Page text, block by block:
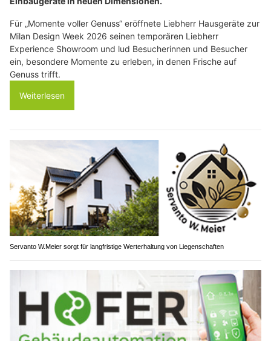
Für „Momente voller Genuss“ eröffnete Liebherr Hausgeräte zur
Milan Design Week 2026 seinen temporären Liebherr
Experience Showroom und lud Besucherinnen und Besucher
ein, besondere Momente zu erleben, in denen Frische auf
Genuss trifft.
Weiterlesen
Servanto W.Meier sorgt für langfristige Werterhaltung von Liegenschaften